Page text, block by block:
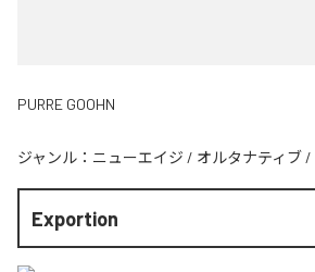
PURRE GOOHN
ジャンル： ニューエイジ / オルタナティブ /
Exportion